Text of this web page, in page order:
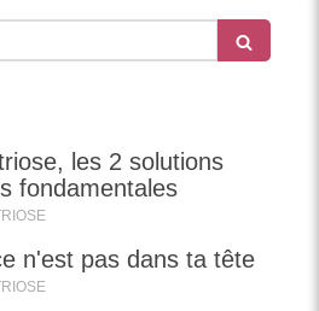
les 2 solutions
fondamentales
n'est pas dans ta tête